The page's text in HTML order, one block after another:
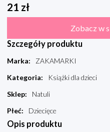
21 zł
Zobacz w
Szczegóły produktu
Marka:
ZAKAMARKI
Kategoria:
Książki dla dzieci
Sklep:
Natuli
Płeć: Dziecięce
Opis produktu